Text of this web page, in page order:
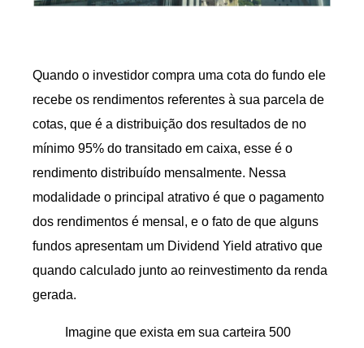
Quando o investidor compra uma cota do fundo ele
recebe os rendimentos referentes à sua parcela de
cotas, que é a distribuição dos resultados de no
mínimo 95% do transitado em caixa, esse é o
rendimento distribuído mensalmente. Nessa
modalidade o principal atrativo é que o pagamento
dos rendimentos é mensal, e o fato de que alguns
fundos apresentam um Dividend Yield atrativo que
quando calculado junto ao reinvestimento da renda
gerada.
Imagine que exista em sua carteira 500